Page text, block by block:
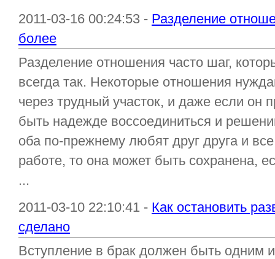
2011-03-16 00:24:53 - Разделение
более
Разделение отношения часто шаг,
всегда так. Некоторые отношения
через трудный участок, и даже если он
быть надежде воссоединиться и
оба по-прежнему любят друг друга и
работе, то она может быть сохранена,
...
2011-03-10 22:10:41 - Как остановить
сделано
Вступление в брак должен быть одним